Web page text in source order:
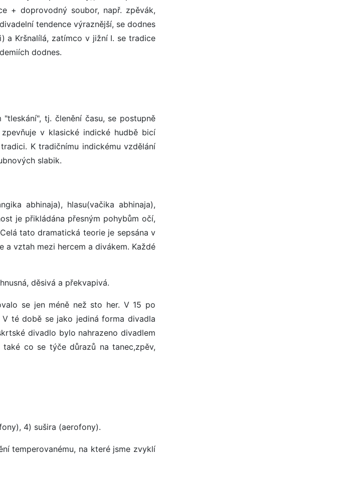
+ doprovodný soubor, např. zpěvák,
tendence výraznější, se dodnes
a Kršnalílá, zatímco v jižní I. se tradice
dodnes.
tj. členění času, se postupně
v klasické indické hudbě bicí
K tradičnímu indickému vzdělání
slabik.
abhinaja), hlasu(vačika abhinaja),
je přikládána přesným pohybům očí,
tato dramatická teorie je sepsána v
a vztah mezi hercem a divákem. Každé
děsivá a překvapivá.
se jen méně než sto her. V 15 po
té době se jako jediná forma divadla
divadlo bylo nahrazeno divadlem
co se týče důrazů na tanec,zpěv,
4) sušira (aerofony).
temperovanému, na které jsme zvyklí